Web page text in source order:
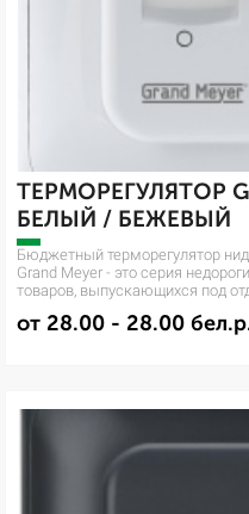
ТЕРМОРЕГУЛЯТОР
БЕЛЫЙ / БЕЖЕВЫЙ
Бюджетный терморегулятор
Grand Meyer - это серия
товаров, выпускающихся под
от 28.00 - 28.00